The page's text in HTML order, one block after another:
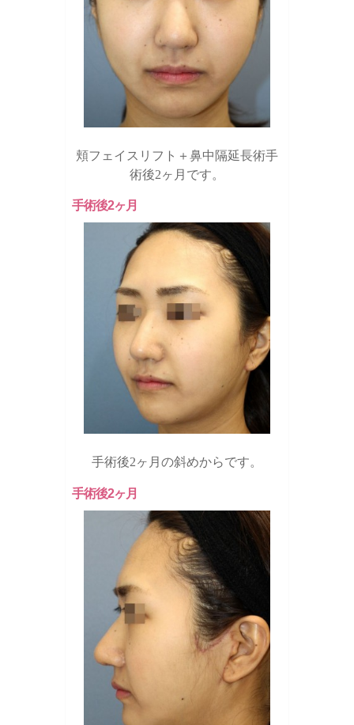
頬フェイスリフト＋鼻中隔延長術手
術後2ヶ月です。
手術後2ヶ月
手術後2ヶ月の斜めからです。
手術後2ヶ月